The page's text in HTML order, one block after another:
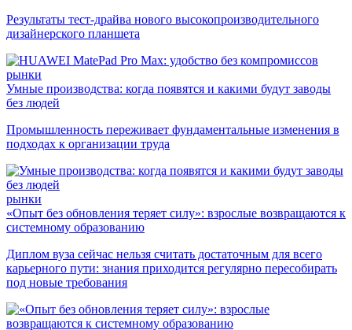
Результаты тест-драйва нового высокопроизводительного
дизайнерского планшета
рынки
Умные производства: когда появятся и какими будут заводы
без людей
Промышленность переживает фундаментальные изменения в
подходах к организации труда
рынки
«Опыт без обновления теряет силу»: взрослые возвращаются к
системному образованию
Диплом вуза сейчас нельзя считать достаточным для всего
карьерного пути: знания приходится регулярно пересобирать
под новые требования